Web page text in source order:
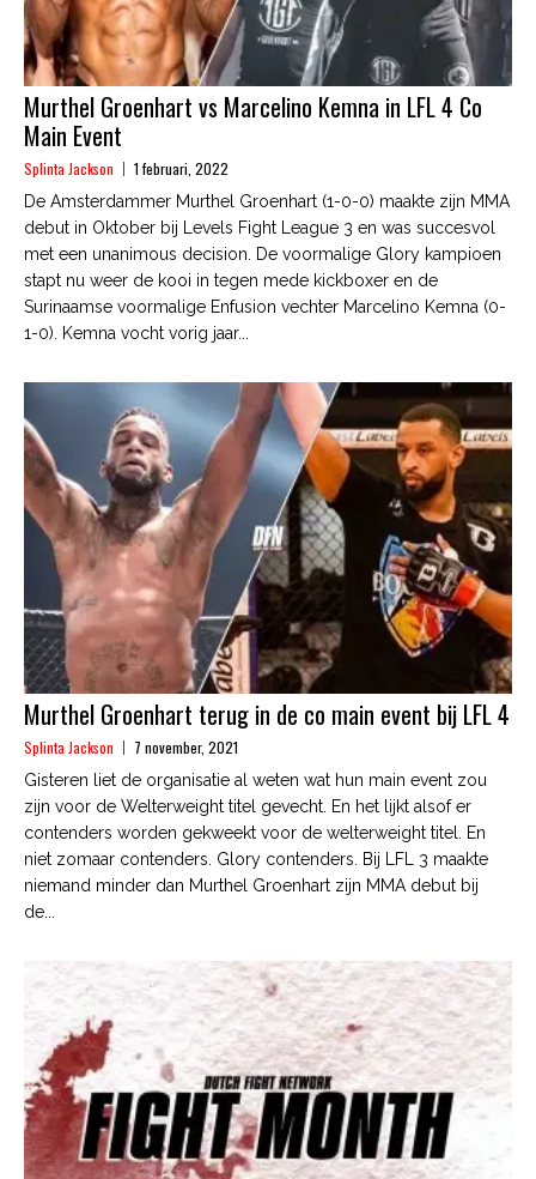
Murthel Groenhart vs Marcelino Kemna in LFL 4 Co
Main Event
Splinta Jackson 1 februari, 2022
De Amsterdammer Murthel Groenhart (1-0-0) maakte zijn MMA
debut in Oktober bij Levels Fight League 3 en was succesvol
met een unanimous decision. De voormalige Glory kampioen
stapt nu weer de kooi in tegen mede kickboxer en de
Surinaamse voormalige Enfusion vechter Marcelino Kemna (0-
1-0). Kemna vocht vorig jaar...
Murthel Groenhart terug in de co main event bij LFL 4
Splinta Jackson 7 november, 2021
Gisteren liet de organisatie al weten wat hun main event zou
zijn voor de Welterweight titel gevecht. En het lijkt alsof er
contenders worden gekweekt voor de welterweight titel. En
niet zomaar contenders. Glory contenders. Bij LFL 3 maakte
niemand minder dan Murthel Groenhart zijn MMA debut bij
de...